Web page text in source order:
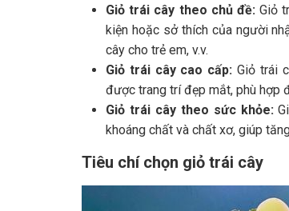
Giỏ trái cây theo chủ đề: Giỏ
kiện hoặc sở thích của người
cây cho trẻ em, v.v.
Giỏ trái cây cao cấp: Giỏ trái
được trang trí đẹp mắt, phù hợp
Giỏ trái cây theo sức khỏe:
khoáng chất và chất xơ, giúp
Tiêu chí chọn giỏ trái cây